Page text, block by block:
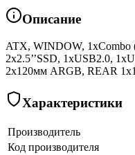
Описание
ATX, WINDOW, 1xCombo
2x2.5’’SSD, 1xUSB2.0,
2x120мм ARGB, REAR
Характеристики
Производитель
Код производителя